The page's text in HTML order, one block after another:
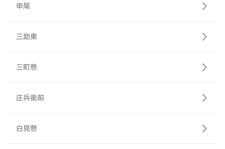
申尾
三助東
三町懸
庄兵衛前
白見懸